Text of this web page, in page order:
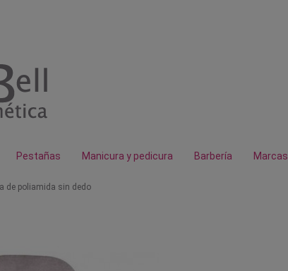
Pestañas Manicura y pedicura Barbería Marcas
de poliamida sin dedo